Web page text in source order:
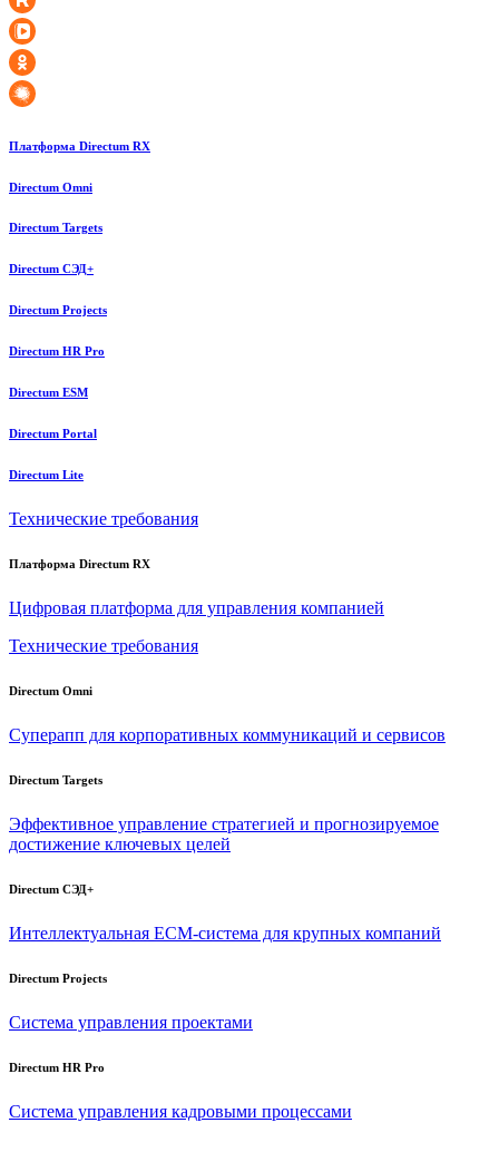
Платформа Directum RX
Directum Omni
Directum Targets
Directum СЭД+
Directum Projects
Directum HR Pro
Directum ESM
Directum Portal
Directum Lite
Технические требования
Платформа Directum RX
Цифровая платформа для управления компанией
Технические требования
Directum Omni
Суперапп для корпоративных коммуникаций и сервисов
Directum Targets
Эффективное управление стратегией и прогнозируемое
достижение ключевых целей
Directum СЭД+
Интеллектуальная ECM-система для крупных компаний
Directum Projects
Система управления проектами
Directum HR Pro
Система управления кадровыми процессами